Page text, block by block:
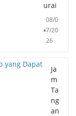
urai
08/0
7/20
26
Ja
m
Ta
ng
an